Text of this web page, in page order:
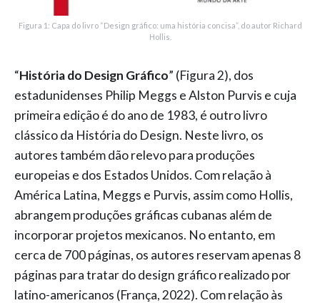
Figura 1: Capa do livro “Design gráfico: uma história concisa”, do autor Richard
Hollis.
“História do Design Gráfico” (Figura 2), dos
estadunidenses Philip Meggs e Alston Purvis e cuja
primeira edição é do ano de 1983, é outro livro
clássico da História do Design. Neste livro, os
autores também dão relevo para produções
europeias e dos Estados Unidos. Com relação à
América Latina, Meggs e Purvis, assim como Hollis,
abrangem produções gráficas cubanas além de
incorporar projetos mexicanos. No entanto, em
cerca de 700 páginas, os autores reservam apenas 8
páginas para tratar do design gráfico realizado por
latino-americanos (França, 2022). Com relação às